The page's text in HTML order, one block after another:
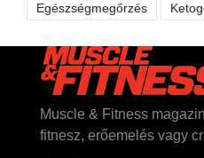
Egészségmegőrzés
Muscle & Fitness
fitnesz, erőemelés vagy